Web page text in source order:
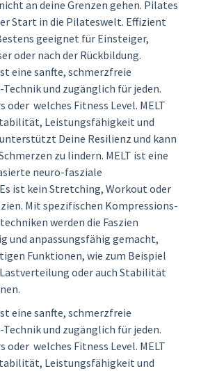
an deine Grenzen gehen. Pilates
Start in die Pilateswelt. Effizient
geeignet für Einsteiger,
oder nach der Rückbildung.
eine sanfte, schmerzfreie
und zugänglich für jeden.
oder welches Fitness Level. MELT
Leistungsfähigkeit und
Deine Resilienz und kann
zu lindern. MELT ist eine
neuro-fasziale
ist kein Stretching, Workout oder
Mit spezifischen Kompressions-
werden die Faszien
und anpassungsfähig gemacht,
Funktionen, wie zum Beispiel
oder auch Stabilität
eine sanfte, schmerzfreie
und zugänglich für jeden.
oder welches Fitness Level. MELT
Leistungsfähigkeit und